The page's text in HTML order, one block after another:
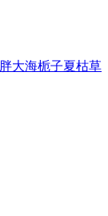
胖大海栀子夏枯草